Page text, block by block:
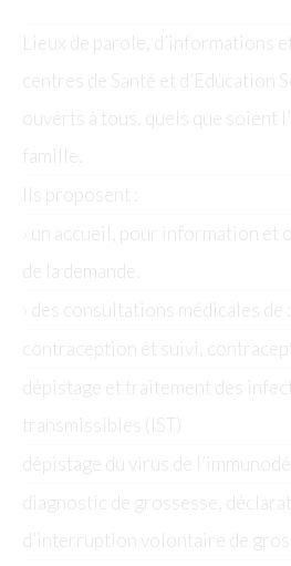
Lieux de parole, d’informations
centres de Santé et d’Education
ouverts à tous, quels que soient
famille.
Ils proposent :
› un accueil, pour information
de la demande.
› des consultations médicales de :
contraception et suivi,
dépistage et traitement des
transmissibles (IST)
dépistage du virus de
diagnostic de grossesse,
d’interruption volontaire de